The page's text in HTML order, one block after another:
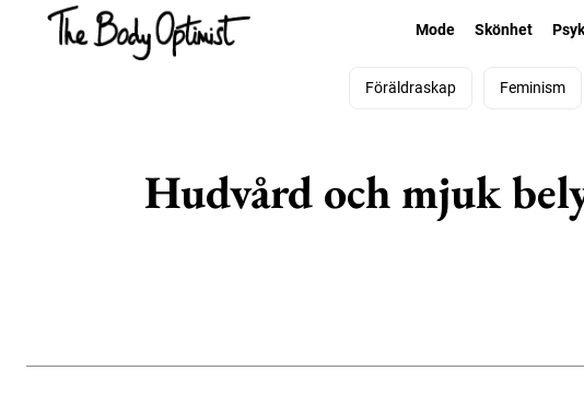
Mode Skönhet
Föräldraskap Feminism
Hudvård och mjuk